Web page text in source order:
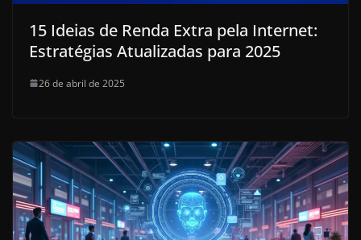
15 Ideias de Renda Extra pela Internet:
Estratégias Atualizadas para 2025
26 de abril de 2025